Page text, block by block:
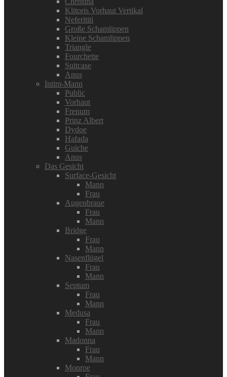
Klitoris Vorhaut Vertikal
Neferititi
Große Schamlippen
Kleine Schamlippen
Triangle
Fourchette
Suitcase
Anus
Intim-Mann
Public
Vorhaut
Frenum
Prinz Albert
Dydoe
Hafada
Guiche
Anus
Das Gesicht
Surface-Gesicht
Mann
Frau
Augenbraue
Frau
Mann
Bridge
Frau
Mann
Nasenflügel
Frau
Mann
Septum
Frau
Mann
Medusa
Frau
Mann
Madonna
Frau
Mann
Monroe